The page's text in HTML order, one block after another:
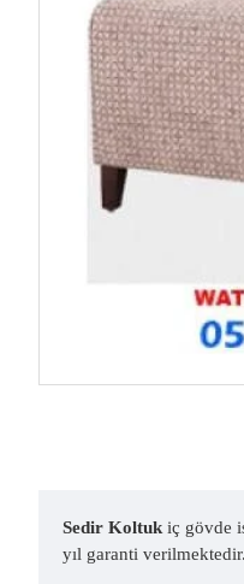
Sedir Koltuk iç gövde
yıl garanti verilmektedir.